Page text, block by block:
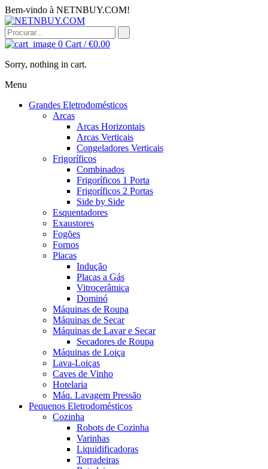
Bem-vindo à NETNBUY.COM!
0 Cart /€0.00
Sorry, nothing in cart.
Menu
Grandes Eletrodomésticos
Arcas
Arcas Horizontais
Arcas Verticais
Congeladores Verticais
Frigoríficos
Combinados
Frigoríficos 1 Porta
Frigoríficos 2 Portas
Side by Side
Esquentadores
Exaustores
Fogões
Fornos
Placas
Indução
Placas a Gás
Vitrocerâmica
Dominó
Máquinas de Roupa
Máquinas de Secar
Máquinas de Lavar e Secar
Secadores de Roupa
Máquinas de Loiça
Lava-Loiças
Caves de Vinho
Hotelaria
Máq. Lavagem Pressão
Pequenos Eletrodomésticos
Cozinha
Robots de Cozinha
Varinhas
Liquidificadoras
Torradeiras